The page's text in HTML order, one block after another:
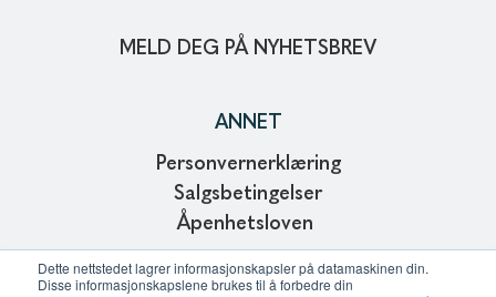
Dette nettstedet lagrer informasjonskapsler på datamaskinen din.
Disse informasjonskapslene brukes til å forbedre din
ANNET
Personvernerklæring
Salgsbetingelser
Åpenhetsloven
Copyright © 2024
MELD DEG PÅ NYHETSBREV